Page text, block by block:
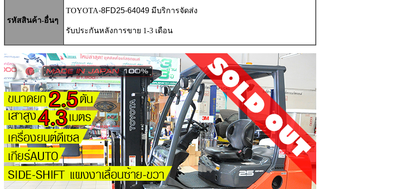
รหัสสินค้า-อื่นๆ
TOYOTA-8FD25-64049 มีบริการจัดส่ง
รับประกันหลังการขาย 1-3 เดือน